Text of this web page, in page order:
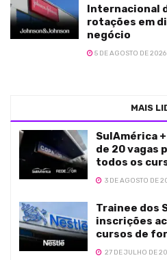
Internacional
rotações em
negócio
5 DE AGOSTO DE 2026
MAIS
SulAmérica +
de 20 vagas
todos os
3 DE AGOSTO DE
Trainee dos
inscrições
cursos de
27 DE JULHO DE